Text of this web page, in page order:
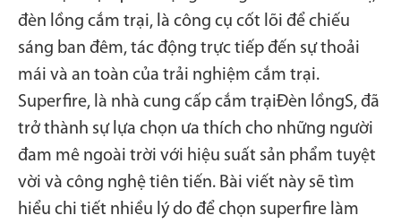
đèn lồng cắm trại, là công cụ cốt lõi để chiếu
sáng ban đêm, tác động trực tiếp đến sự thoải
mái và an toàn của trải nghiệm cắm trại.
Superfire, là nhà cung cấp cắm trạiĐèn lồngS, đã
trở thành sự lựa chọn ưa thích cho những người
đam mê ngoài trời với hiệu suất sản phẩm tuyệt
vời và công nghệ tiên tiến. Bài viết này sẽ tìm
hiểu chi tiết nhiều lý do để chọn superfire làm